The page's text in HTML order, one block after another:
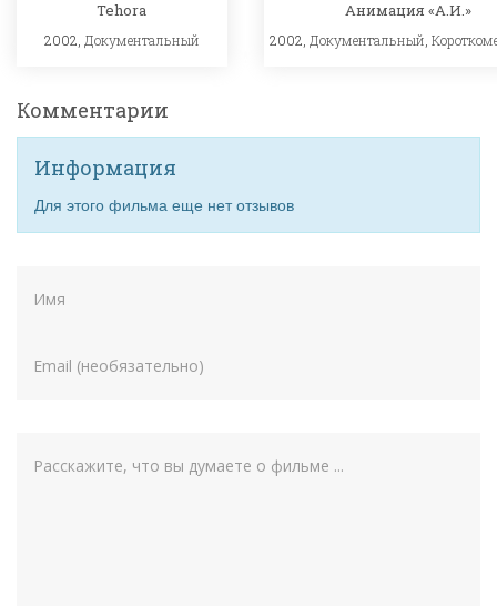
Tehora
2002, Документальный
Анимация «А.И.»
2002, Документальный ,
Комментарии
Информация
Для этого фильма еще нет отзывов